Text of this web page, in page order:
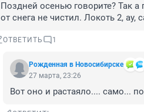
Поздней осенью говорите? Так
от снега не чистил. Локоть 2, ау,
ОТВЕТИТЬ 1
Рожденная в Новосибирске
27 марта, 23:26
Вот оно и растаяло.... само...